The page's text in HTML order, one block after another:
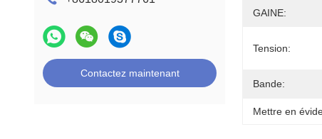
Contactez maintenant
GAINE:
Tension:
Bande:
Mettre en